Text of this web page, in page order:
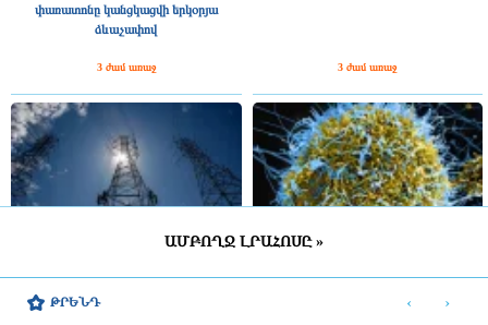
փառատոնը կանցկացվի երկօրյա
ձևաչափով
3 ժամ առաջ 3 ժամ առաջ
արձանագրվել
ԱՄԲՈՂՋ ԼՐԱՀՈՍԸ »
ԹՐԵՆԴ ‹ ›